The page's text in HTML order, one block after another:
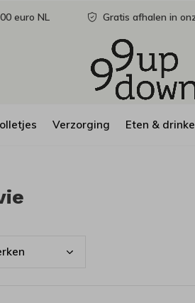
Verzorging Eten &
euro NL Gratis afhalen in
en